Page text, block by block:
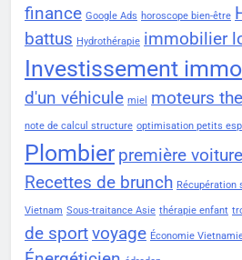
finance Google Ads horoscope bien-être
battus Hydrothérapie immobilier
Investissement
d'un véhicule miel moteurs
note de calcul structure optimisation petits
Plombier première voiture
Recettes de brunch Récupération
Vietnam Sous-traitance Asie thérapie enfant
de sportvoyage Économie